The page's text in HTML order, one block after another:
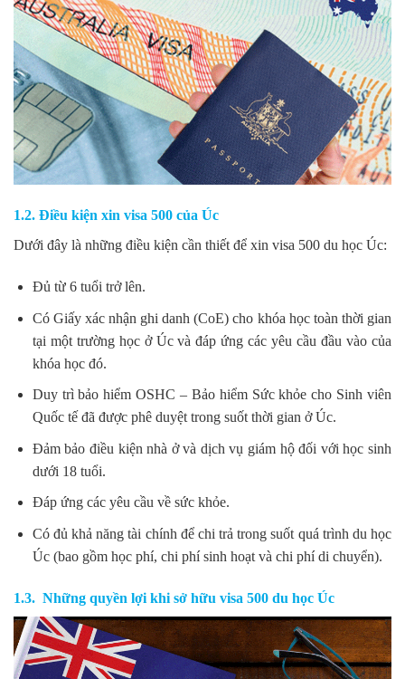
1.2. Điều kiện xin visa 500 của Úc
Dưới đây là những điều kiện cần thiết để xin visa 500 du học Úc:
Đủ từ 6 tuổi trở lên.
Có Giấy xác nhận ghi danh (CoE) cho khóa học toàn thời gian
tại một trường học ở Úc và đáp ứng các yêu cầu đầu vào của
khóa học đó.
Duy trì bảo hiểm OSHC – Bảo hiểm Sức khỏe cho Sinh viên
Quốc tế đã được phê duyệt trong suốt thời gian ở Úc.
Đảm bảo điều kiện nhà ở và dịch vụ giám hộ đối với học sinh
dưới 18 tuổi.
Đáp ứng các yêu cầu về sức khỏe.
Có đủ khả năng tài chính để chi trả trong suốt quá trình du học
Úc (bao gồm học phí, chi phí sinh hoạt và chi phí di chuyển).
1.3. Những quyền lợi khi sở hữu visa 500 du học Úc